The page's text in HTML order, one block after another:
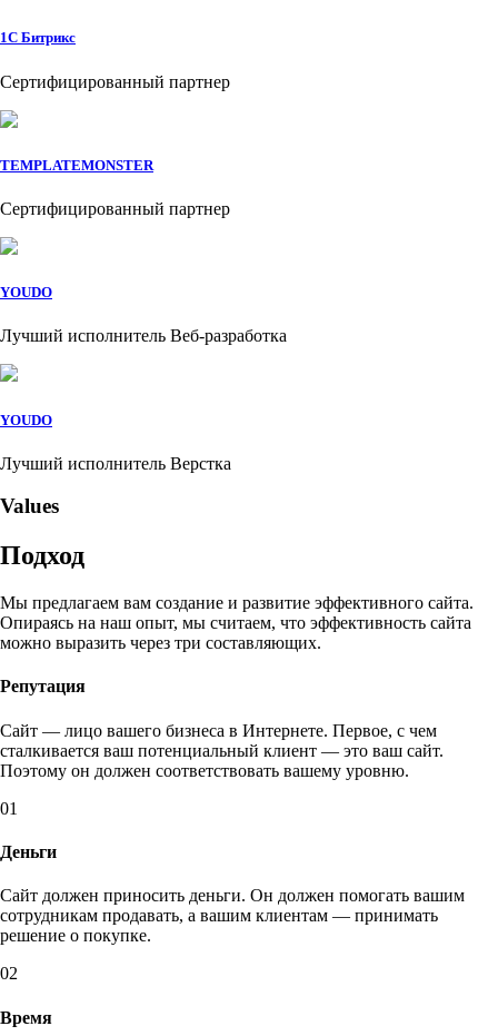
1C Битрикс
Сертифицированный партнер
TEMPLATEMONSTER
Сертифицированный партнер
YOUDO
Лучший исполнитель Веб-разработка
YOUDO
Лучший исполнитель Верстка
Values
Подход
Мы предлагаем вам создание и развитие эффективного сайта.
Опираясь на наш опыт, мы считаем, что эффективность сайта
можно выразить через три составляющих.
Репутация
Сайт — лицо вашего бизнеса в Интернете. Первое, с чем
сталкивается ваш потенциальный клиент — это ваш сайт.
Поэтому он должен соответствовать вашему уровню.
01
Деньги
Сайт должен приносить деньги. Он должен помогать вашим
сотрудникам продавать, а вашим клиентам — принимать
решение о покупке.
02
Время